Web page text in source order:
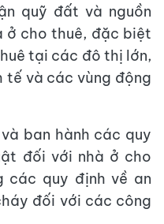
quỹ đất và nguồn
ở cho thuê, đặc biệt
tại các đô thị lớn,
tế và các vùng động
ban hành các quy
đối với nhà ở cho
các quy định về an
đối với các công